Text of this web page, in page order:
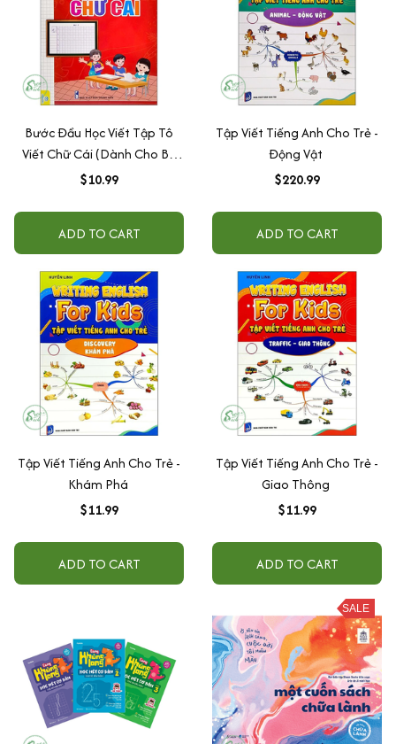
Bước Đầu Học Viết Tập Tô
Viết Chữ Cái (Dành Cho Bé
Từ 3 - 6 Tuổi)
$10.99
ADD TO CART
Tập Viết Tiếng Anh Cho Trẻ -
Động Vật
$220.99
ADD TO CART
Tập Viết Tiếng Anh Cho Trẻ -
Khám Phá
$11.99
ADD TO CART
Tập Viết Tiếng Anh Cho Trẻ -
Giao Thông
$11.99
ADD TO CART
SALE